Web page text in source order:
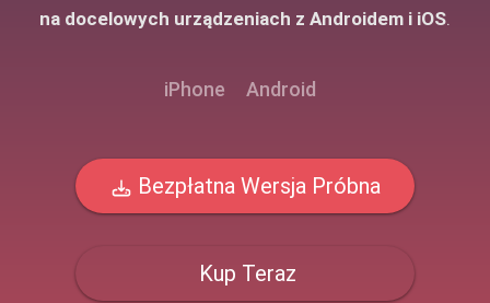
na docelowych urządzeniach z Androidem i iOS.
iPhone Android
Bezpłatna Wersja Próbna
Kup Teraz